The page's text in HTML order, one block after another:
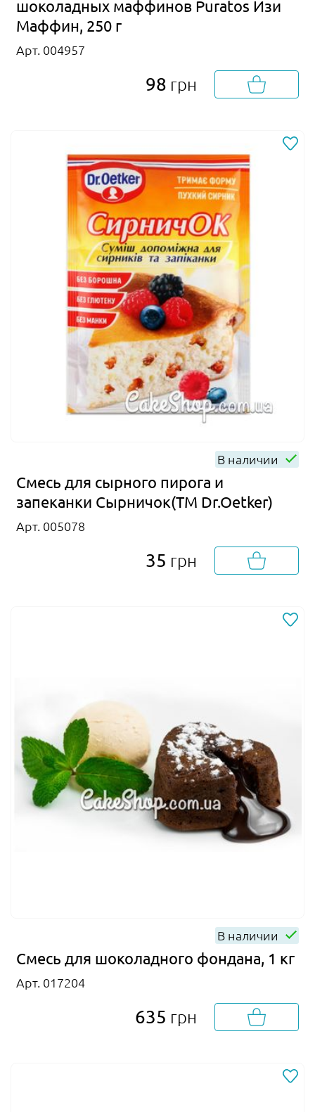
шоколадных маффинов Puratos Изи
Маффин, 250 г
Арт. 004957
98 грн
В наличии
Смесь для сырного пирога и
запеканки Сырничок(ТМ Dr.Oetker)
Арт. 005078
35 грн
В наличии
Смесь для шоколадного фондана, 1 кг
Арт. 017204
635 грн